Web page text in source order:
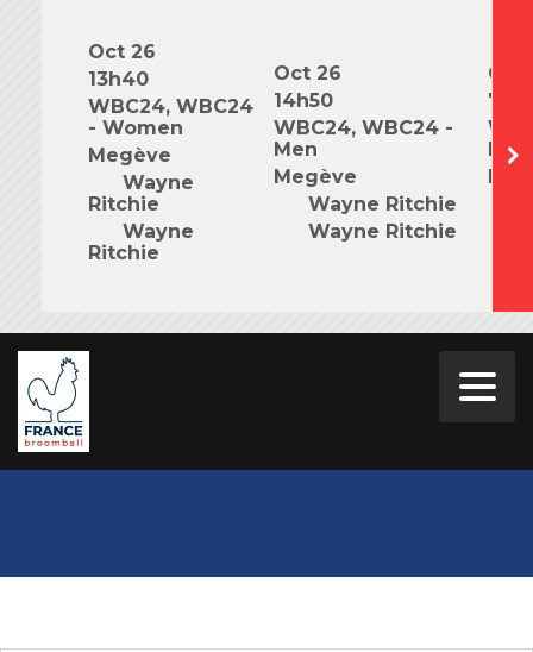
Oct 26
13h40
WBC24, WBC24
- Women
Megève
Wayne
Ritchie
Wayne
Ritchie
Oct 26
14h50
WBC24, WBC24 -
Men
Megève
Wayne Ritchie
Wayne Ritchie
Oct